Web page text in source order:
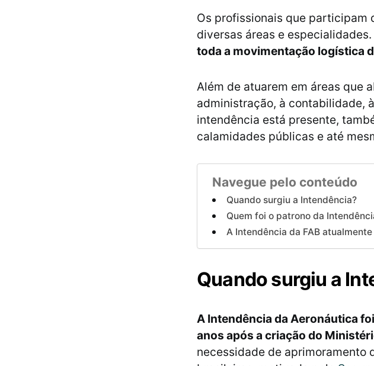
Os profissionais que participam
diversas áreas e especialidades.
toda a movimentação logística
Além de atuarem em áreas que
administração, à contabilidade,
intendência está presente,
calamidades públicas e até
Navegue pelo conteúdo
Quando surgiu a Intendência?
Quem foi o patrono da
A Intendência da FAB atualmente
Quando surgiu a
A Intendência da Aeronáutica
anos após a criação do
necessidade de aprimoramento